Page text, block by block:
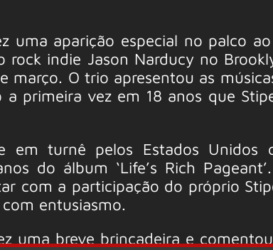
uma aparição especial no palco
indie Jason Narducy no
O trio apresentou as
a primeira vez em 18 anos que
em turnê pelos Estados Unidos
do álbum ‘Life’s Rich
com a participação do próprio
entusiasmo.
uma breve brincadeira e